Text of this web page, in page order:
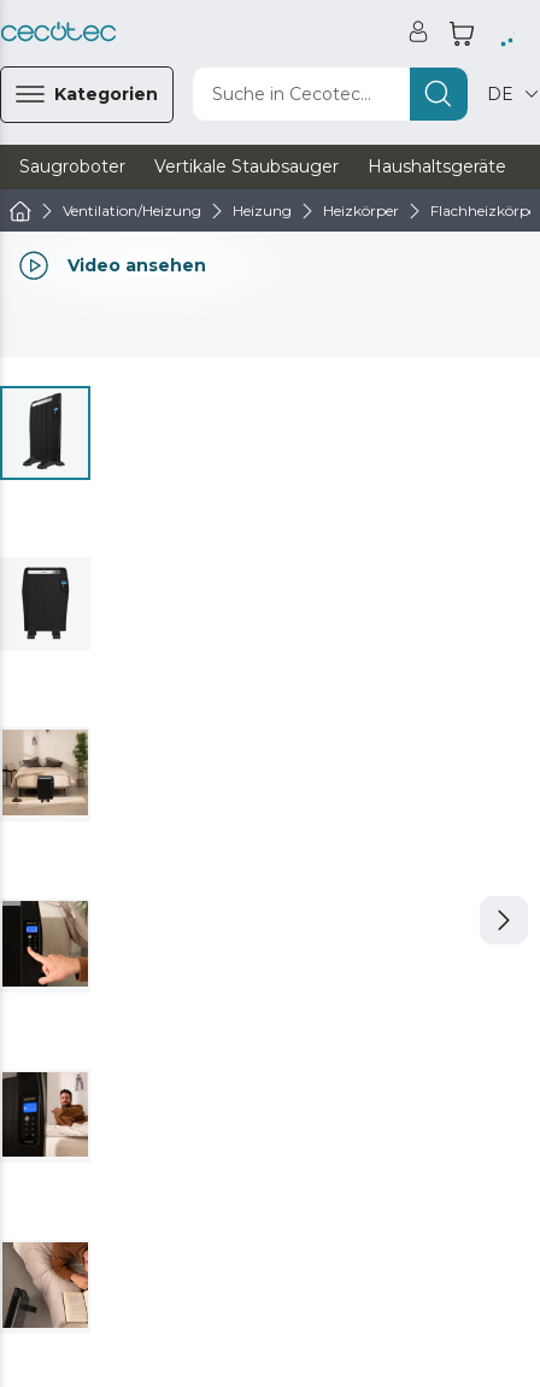
Kategorien Suche in Cecotec... DE
Saugroboter Vertikale Staubsauger Haushaltsgeräte
Ventilation/Heizung Heizung Heizkörper
Video ansehen